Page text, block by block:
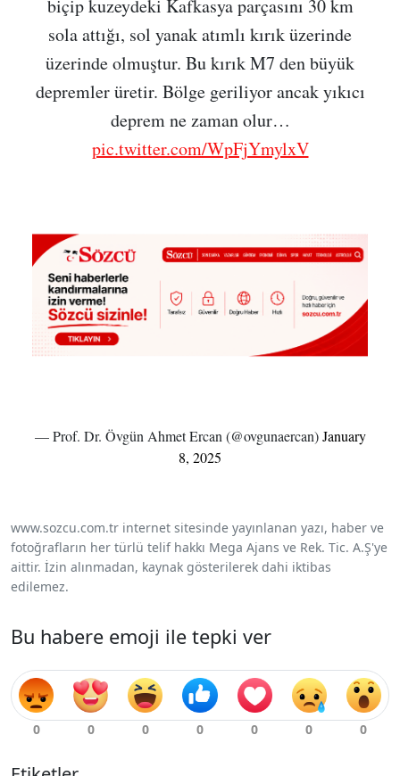
biçip kuzeydeki Kafkasya parçasını 30 km
sola attığı, sol yanak atımlı kırık üzerinde
üzerinde olmuştur. Bu kırık M7 den büyük
depremler üretir. Bölge geriliyor ancak yıkıcı
deprem ne zaman olur…
pic.twitter.com/WpFjYmylxV
— Prof. Dr. Övgün Ahmet Ercan (@ovgunaercan)January
8, 2025
www.sozcu.com.tr internet sitesinde yayınlanan yazı, haber ve
fotoğrafların her türlü telif hakkı Mega Ajans ve Rek. Tic. A.Ş'ye
aittir. İzin alınmadan, kaynak gösterilerek dahi iktibas
edilemez.
Bu habere emoji ile tepki ver